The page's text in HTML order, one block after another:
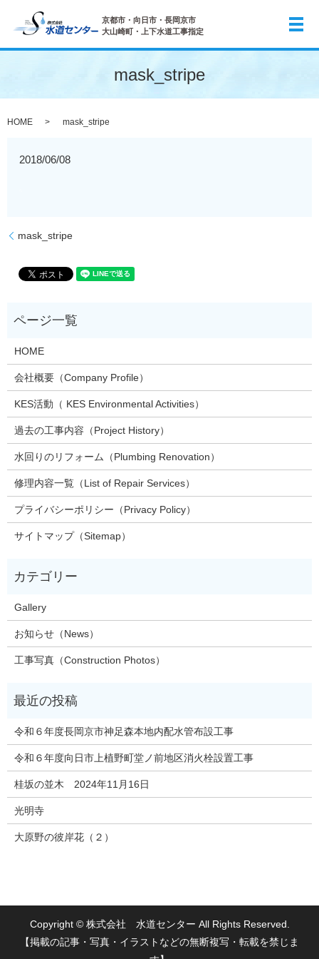
京都市・向日市・長岡京市
大山崎町・上下水道工事指定
メ
mask_stripe
HOME mask_stripe
2018/06/08
mask_stripe
HOME
会社概要（Company Profile）
KES活動（ KES Environmental Activities）
過去の工事内容（Project History）
水回りのリフォーム（Plumbing Renovation）
修理内容一覧（List of Repair Services）
プライバシーポリシー（Privacy Policy）
サイトマップ（Sitemap）
Gallery
お知らせ（News）
工事写真（Construction Photos）
令和６年度長岡京市神足森本地内配水管布設工事
令和６年度向日市上植野町堂ノ前地区消火栓設置工事
桂坂の並木 2024年11月16日
光明寺
大原野の彼岸花（２）
Copyright © 株式会社 水道センター All Rights Reserved.
【掲載の記事・写真・イラストなどの無断複写・転載を禁じま